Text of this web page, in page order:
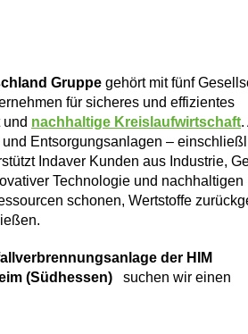
Gruppe gehört mit fünf
für sicheres und effizientes
nachhaltige Kreislaufwirtschaft.
Entsorgungsanlagen –
Indaver Kunden aus Industrie,
Technologie und nachhaltigen
schonen, Wertstoffe
der HIM
(Südhessen) suchen wir einen